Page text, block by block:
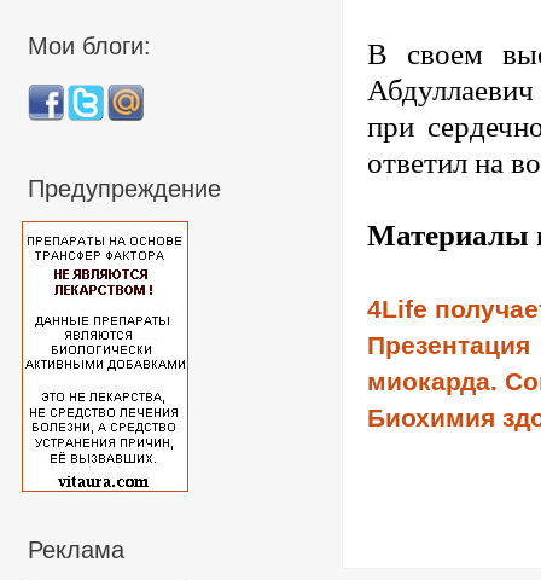
Мои блоги:
Предупреждение
Реклама
В своем
при
ответил на
Материалы
4Life
миокарда.
Биохимия